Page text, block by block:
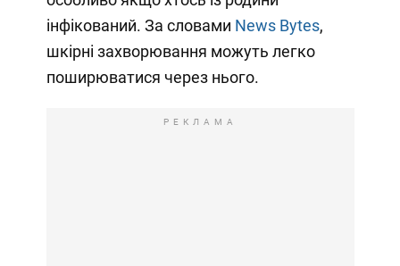
інфікований. За словами News Bytes,
шкірні захворювання можуть легко
поширюватися через нього.
РЕКЛАМА